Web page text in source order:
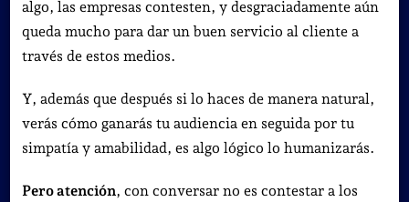
algo, las empresas contesten, y desgraciadamente aún
queda mucho para dar un buen servicio al cliente a
través de estos medios.
Y, además que después si lo haces de manera natural,
verás cómo ganarás tu audiencia en seguida por tu
simpatía y amabilidad, es algo lógico lo humanizarás.
Pero atención, con conversar no es contestar a los